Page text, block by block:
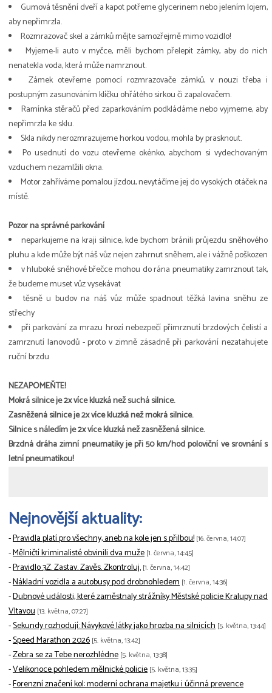
Gumová těsnění dveří a kapot potřeme glycerinem nebo jelením lojem,
aby nepřimrzla.
Rozmrazovač skel a zámků mějte samozřejmě mimo vozidlo!
Myjeme-li auto v myčce, měli bychom přelepit zámky, aby do nich
nenatekla voda, která může namrznout.
Zámek otevřeme pomocí rozmrazovače zámků, v nouzi třeba i
postupným zasunováním klíčku ohřátého sirkou či zapalovačem.
Ramínka stěračů před zaparkováním podkládáme nebo vyjmeme, aby
nepřimrzla ke sklu.
Skla nikdy nerozmrazujeme horkou vodou, mohla by prasknout.
Po usednutí do vozu otevřeme okénko, abychom si vydechovaným
vzduchem nezamlžili okna.
Motor zahříváme pomalou jízdou, nevytáčíme jej do vysokých otáček na
místě.
Pozor na správné parkování
neparkujeme na kraji silnice, kde bychom bránili průjezdu sněhového
pluhu a kde může být náš vůz nejen zahrnut sněhem, ale i vážně poškozen
v hluboké sněhové břečce mohou do rána pneumatiky zamrznout tak,
že budeme muset vůz vysekávat
těsně u budov na náš vůz může spadnout těžká lavina sněhu ze
střechy
při parkování za mrazu hrozí nebezpečí přimrznutí brzdových čelistí a
zamrznutí lanovodů - proto v zimně zásadně při parkování nezatahujete
ruční brzdu
NEZAPOMEŇTE!
Mokrá silnice je 2x více kluzká než suchá silnice.
Zasněžená silnice je 2x více kluzká než mokrá silnice.
Silnice s náledím je 2x více kluzká než zasněžená silnice.
Brzdná dráha zimní pneumatiky je při 50 km/hod poloviční ve srovnání s
letní pneumatikou!
Nejnovější aktuality:
-Pravidla platí pro všechny, aneb na kole jen s přilbou! [16. června, 14:07]
-Mělničtí kriminalisté obvinili dva muže [1. června, 14:45]
-Pravidlo 3Z. Zastav. Zavěs. Zkontroluj. [1. června, 14:42]
-Nákladní vozidla a autobusy pod drobnohledem [1. června, 14:36]
-Dubnové události, které zaměstnaly strážníky Městské policie Kralupy nad
Vltavou [13. května, 07:27]
-Sekundy rozhodují: Návykové látky jako hrozba na silnicích [5. května, 13:44]
-Speed Marathon 2026 [5. května, 13:42]
-Zebra se za Tebe nerozhlédne [5. května, 13:38]
-Velikonoce pohledem mělnické policie [5. května, 13:35]
-Forenzní značení kol: moderní ochrana majetku i účinná prevence